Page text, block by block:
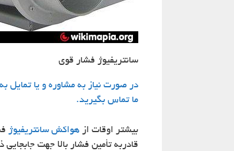
سانتریفیوژ فشار قوی
در صورت نیاز به مشاوره و یا تمایل
ما تماس بگیرید.
بیشتر اوقات از هواکش سانتریفیوژ
قادربه تأمین فشار بالا جهت